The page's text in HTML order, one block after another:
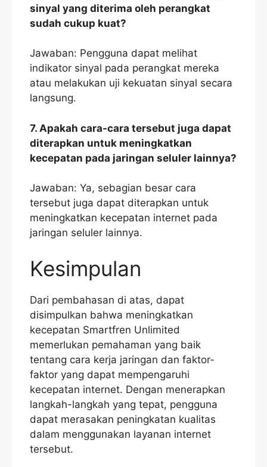
sinyal yang diterima oleh perangkat
sudah cukup kuat?
Jawaban: Pengguna dapat melihat
indikator sinyal pada perangkat mereka
atau melakukan uji kekuatan sinyal secara
langsung.
7. Apakah cara-cara tersebut juga dapat
diterapkan untuk meningkatkan
kecepatan pada jaringan seluler lainnya?
Jawaban: Ya, sebagian besar cara
tersebut juga dapat diterapkan untuk
meningkatkan kecepatan internet pada
jaringan seluler lainnya.
Kesimpulan
Dari pembahasan di atas, dapat
disimpulkan bahwa meningkatkan
kecepatan Smartfren Unlimited
memerlukan pemahaman yang baik
tentang cara kerja jaringan dan faktor-
faktor yang dapat mempengaruhi
kecepatan internet. Dengan menerapkan
langkah-langkah yang tepat, pengguna
dapat merasakan peningkatan kualitas
dalam menggunakan layanan internet
tersebut.